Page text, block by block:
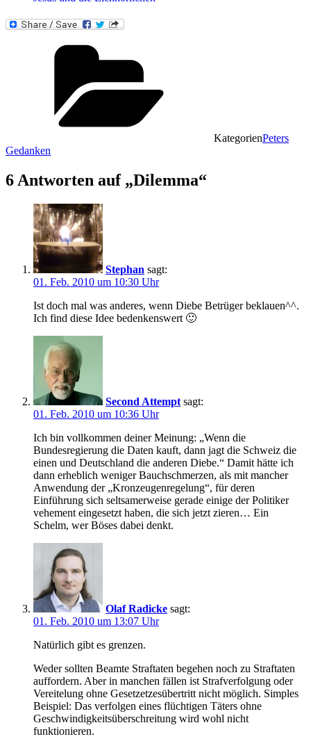
KategorienPeters
Gedanken
6 Antworten auf „Dilemma“
Stephan sagt:
01. Feb. 2010 um 10:30 Uhr
Ist doch mal was anderes, wenn Diebe Betrüger beklauen^^.
Ich find diese Idee bedenkenswert 🙂
Second Attempt sagt:
01. Feb. 2010 um 10:36 Uhr
Ich bin vollkommen deiner Meinung: „Wenn die
Bundesregierung die Daten kauft, dann jagt die Schweiz die
einen und Deutschland die anderen Diebe.“ Damit hätte ich
dann erheblich weniger Bauchschmerzen, als mit mancher
Anwendung der „Kronzeugenregelung“, für deren
Einführung sich seltsamerweise gerade einige der Politiker
vehement eingesetzt haben, die sich jetzt zieren… Ein
Schelm, wer Böses dabei denkt.
Olaf Radicke sagt:
01. Feb. 2010 um 13:07 Uhr
Natürlich gibt es grenzen.
Weder sollten Beamte Straftaten begehen noch zu Straftaten
auffordern. Aber in manchen fällen ist Strafverfolgung oder
Vereitelung ohne Gesetzetzesübertritt nicht möglich. Simples
Beispiel: Das verfolgen eines flüchtigen Täters ohne
Geschwindigkeitsüberschreitung wird wohl nicht
funktionieren.